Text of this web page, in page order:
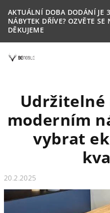
na
obsah
AKTUÁLNÍ DOBA DODÁNÍ JE
NÁBYTEK DŘÍVE? OZVĚTE
DĚKUJEME
moderním
vybrat
20.2.2025